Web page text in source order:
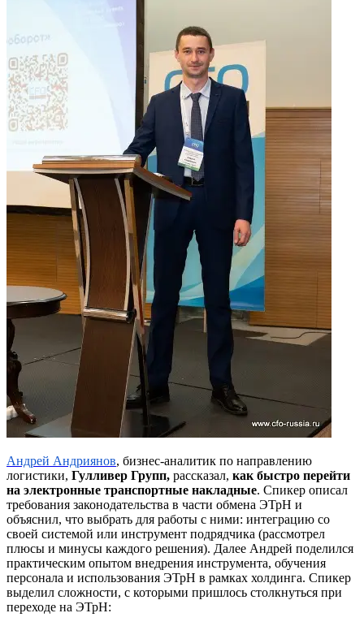
Андрей Андриянов, бизнес-аналитик по направлению
логистики, Гулливер Групп, рассказал, как быстро перейти
на электронные транспортные накладные. Спикер описал
требования законодательства в части обмена ЭТрН и
объяснил, что выбрать для работы с ними: интеграцию со
своей системой или инструмент подрядчика (рассмотрел
плюсы и минусы каждого решения). Далее Андрей поделился
практическим опытом внедрения инструмента, обучения
персонала и использования ЭТрН в рамках холдинга. Спикер
выделил сложности, с которыми пришлось столкнуться при
переходе на ЭТрН: